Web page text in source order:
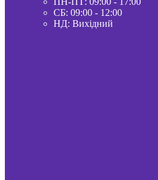
СБ: 09:00 - 12:00
НД: Вихідний